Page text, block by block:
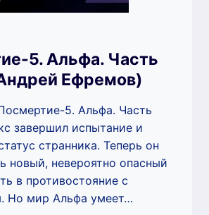
5. Альфа. Часть
Ефремов)
5. Альфа. Часть
завершил испытание и
странника. Теперь он
новый, невероятно опасный
в противостояние с
Но мир Альфа умеет…